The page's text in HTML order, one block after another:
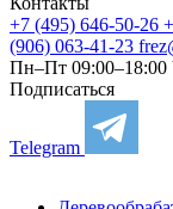
+7 (495) 646-50-26
(906) 063-41-23
Пн–Пт 09:00–18:00
Подписаться
Telegram